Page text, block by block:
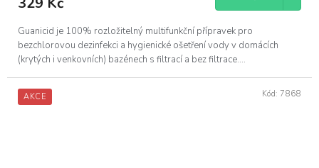
Guanicid je 100% rozložitelný multifunkční přípravek pro
bezchlorovou dezinfekci a hygienické ošetření vody v domácích
(krytých i venkovních) bazénech s filtrací a bez filtrace....
AKCE Kód: 7868